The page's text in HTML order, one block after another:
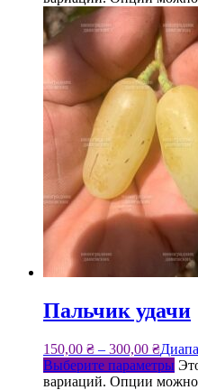
Пальчик удачи
150,00 ₴ – 300,00 ₴
Выберите параметры
вариаций. Опции можно